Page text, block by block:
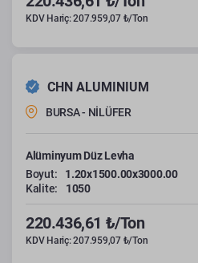
KDV Hariç: 207.959,07 ₺/Ton
CHN ALUMINIUM
BURSA - NİLÜFER
Alüminyum Düz Levha
Boyut:
1.20x1500.00x3000.00
Kalite:
1050
220.436,61 ₺/Ton
KDV Hariç: 207.959,07 ₺/Ton